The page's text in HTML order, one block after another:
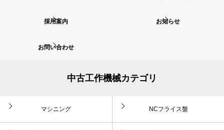
採用案内 お知らせ
お問い合わせ
中古工作機械カテゴリ
マシニング NCフライス盤